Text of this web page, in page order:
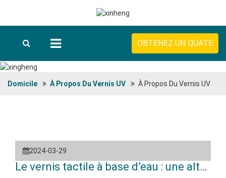
OBTENEZ UN QUATE
Domicile À Propos Du Vernis UV À Propos Du Vernis UV
2024-03-29
Le vernis tactile à base d’eau : une